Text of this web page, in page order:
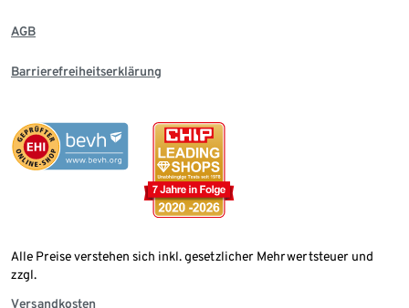
AGB
Barrierefreiheitserklärung
Alle Preise verstehen sich inkl. gesetzlicher Mehrwertsteuer und
zzgl.
Versandkosten